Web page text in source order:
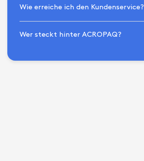
Wie erreiche ich den Kundenservice?
Wer steckt hinter ACROPAQ?